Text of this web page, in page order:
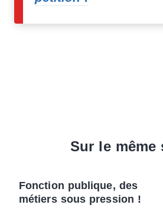
Sur le même
Fonction publique, des
métiers sous pression !